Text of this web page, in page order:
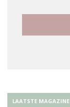
LAATSTE MAGAZINE